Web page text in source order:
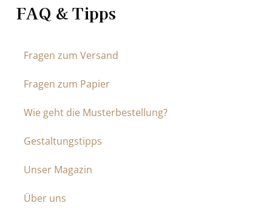
FAQ & Tipps
Fragen zum Versand
Fragen zum Papier
Wie geht die Musterbestellung?
Gestaltungstipps
Unser Magazin
Über uns